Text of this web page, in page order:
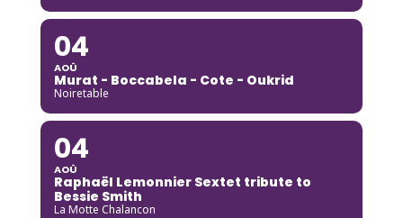
04
AOÛ
Murat - Boccabela - Cote - Oukrid
Noiretable
04
AOÛ
Raphaël Lemonnier Sextet tribute to
Bessie Smith
La Motte Chalancon